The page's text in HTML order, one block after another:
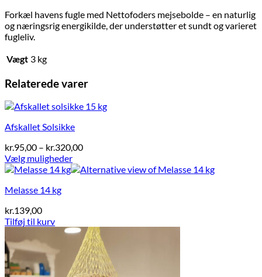
Forkæl havens fugle med Nettofoders mejsebolde – en naturlig
og næringsrig energikilde, der understøtter et sundt og varieret
fugleliv.
Vægt 3 kg
Relaterede varer
Afskallet Solsikke
kr.95,00 – kr.320,00Prisinterval:
til
Vælg muligheder
Dette
har
varianter.
Mulighederne
vælges
på
varesiden
Melasse 14 kg
kr.139,00
Tilføj til kurv